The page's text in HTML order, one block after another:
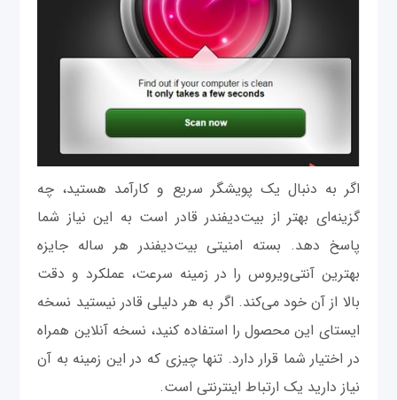
اگر به دنبال یک پویشگر سریع و کارآمد هستید، چه
گزینه‌ای بهتر از بیت‌دیفندر قادر است به این نیاز شما
پاسخ دهد. بسته امنیتی بیت‌دیفندر هر ساله جایزه
بهترین آنتی‌ویروس را در زمینه سرعت، عملکرد و دقت
بالا از آن خود می‌کند. اگر به هر دلیلی قادر نیستید نسخه
ایستای این محصول را استفاده کنید، نسخه آنلاین همراه
در اختیار شما قرار دارد. تنها چیزی که در این زمینه به آن
نیاز دارید یک ارتباط اینترنتی است.